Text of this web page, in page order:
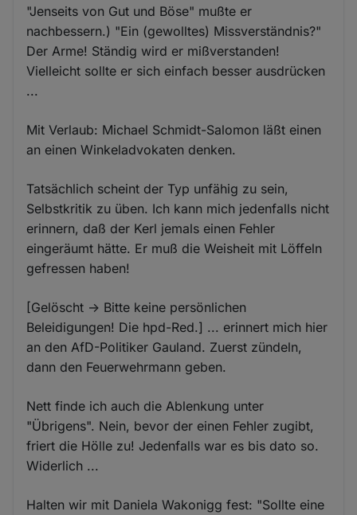
"Jenseits von Gut und Böse" mußte er
nachbessern.) "Ein (gewolltes) Missverständnis?"
Der Arme! Ständig wird er mißverstanden!
Vielleicht sollte er sich einfach besser ausdrücken
...
Mit Verlaub: Michael Schmidt-Salomon läßt einen
an einen Winkeladvokaten denken.
Tatsächlich scheint der Typ unfähig zu sein,
Selbstkritik zu üben. Ich kann mich jedenfalls nicht
erinnern, daß der Kerl jemals einen Fehler
eingeräumt hätte. Er muß die Weisheit mit Löffeln
gefressen haben!
[Gelöscht -> Bitte keine persönlichen
Beleidigungen! Die hpd-Red.] ... erinnert mich hier
an den AfD-Politiker Gauland. Zuerst zündeln,
dann den Feuerwehrmann geben.
Nett finde ich auch die Ablenkung unter
"Übrigens". Nein, bevor der einen Fehler zugibt,
friert die Hölle zu! Jedenfalls war es bis dato so.
Widerlich ...
Halten wir mit Daniela Wakonigg fest: "Sollte eine